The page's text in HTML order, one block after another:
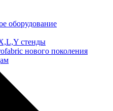
оборудование
стенды
нового поколения